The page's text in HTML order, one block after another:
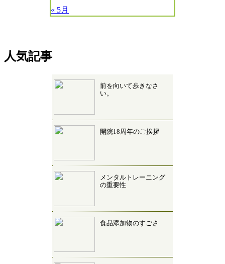
« 5月
人気記事
前を向いて歩きなさ
い。
開院18周年のご挨拶
メンタルトレーニング
の重要性
食品添加物のすごさ